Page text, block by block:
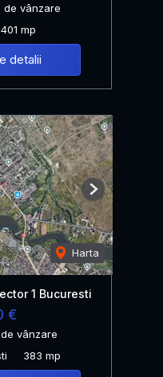
de vânzare
mp
detalii
Harta
Next
1 Bucuresti
€
vânzare
383 mp